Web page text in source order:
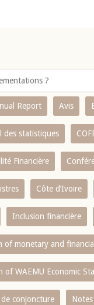
Report Avis
des statistiques
Financière
Côte d’Ivoire
Inclusion financière
of monetary and
of WAEMU Economic
conjoncture Notes